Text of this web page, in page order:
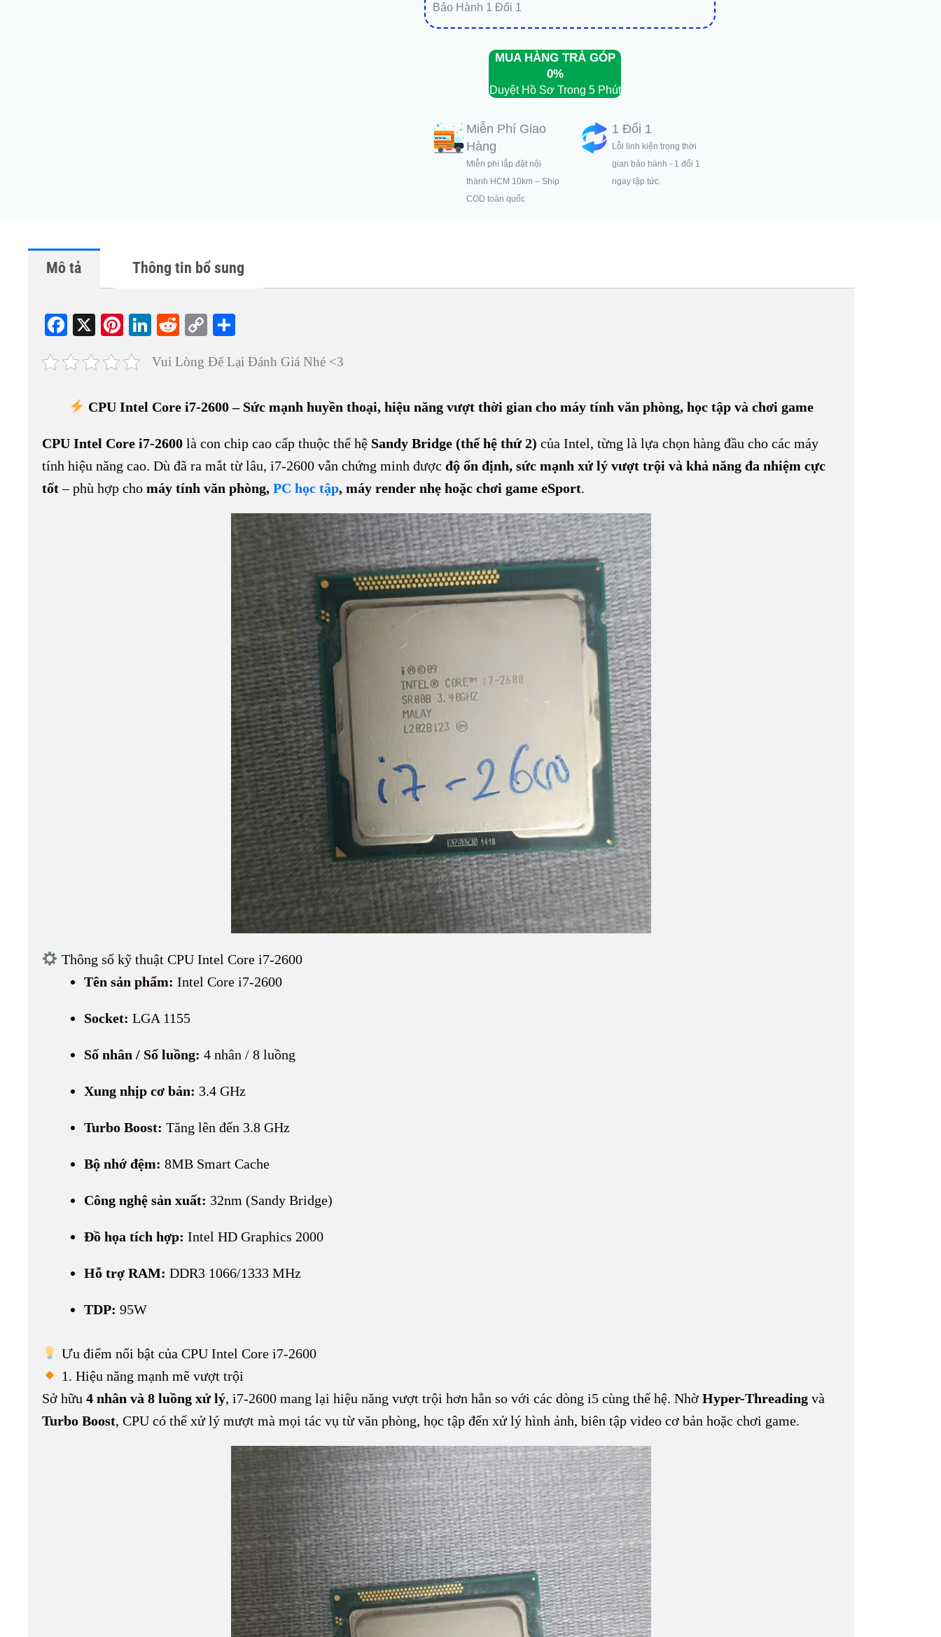
Bảo Hành 1 Đổi 1
MUA HÀNG TRẢ GÓP
0%
Duyệt Hồ Sơ Trong 5 Phút
Miễn Phí Giao
Hàng
Miễn phí lắp đặt nội
thành HCM 10km – Ship
COD toàn quốc
1 Đổi 1
Lỗi linh kiện trong thời
gian bảo hành - 1 đổi 1
ngay lập tức.
Mô tả Thông tin bổ sung
Fa
ce
bo
X
Pi
nt
er
t
Li
ed
R
di
C
y
nk
re
Vui Lòng Để Lại Đánh Giá Nhé <3
CPU Intel Core i7-2600 – Sức mạnh huyền thoại, hiệu năng vượt thời gian cho máy tính văn phòng, học tập và chơi game
CPU Intel Core i7-2600 là con chip cao cấp thuộc thế hệ Sandy Bridge (thế hệ thứ 2) của Intel, từng là lựa chọn hàng đầu cho các máy
tính hiệu năng cao. Dù đã ra mắt từ lâu, i7-2600 vẫn chứng minh được độ ổn định, sức mạnh xử lý vượt trội và khả năng đa nhiệm cực
tốt– phù hợp cho máy tính văn phòng, PC học tập, máy render nhẹ hoặc chơi game eSport.
Thông số kỹ thuật CPU Intel Core i7-2600
Tên sản phẩm: Intel Core i7-2600
Socket: LGA 1155
Số nhân / Số luồng: 4 nhân / 8 luồng
Xung nhịp cơ bản: 3.4 GHz
Turbo Boost: Tăng lên đến 3.8 GHz
Bộ nhớ đệm: 8MB Smart Cache
Công nghệ sản xuất: 32nm (Sandy Bridge)
Đồ họa tích hợp: Intel HD Graphics 2000
Hỗ trợ RAM: DDR3 1066/1333 MHz
TDP: 95W
Ưu điểm nổi bật của CPU Intel Core i7-2600
1. Hiệu năng mạnh mẽ vượt trội
Sở hữu 4 nhân và 8 luồng xử lý, i7-2600 mang lại hiệu năng vượt trội hơn hẳn so với các dòng i5 cùng thế hệ. Nhờ Hyper-Threading và
Turbo Boost, CPU có thể xử lý mượt mà mọi tác vụ từ văn phòng, học tập đến xử lý hình ảnh, biên tập video cơ bản hoặc chơi game.